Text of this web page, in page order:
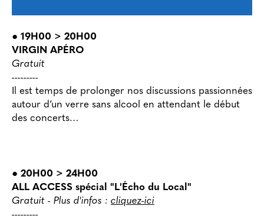
● 19H00 > 20H00
VIRGIN APÉRO
Gratuit
---------
Il est temps de prolonger nos discussions passionnées
autour d’un verre sans alcool en attendant le début
des concerts…
● 20H00 > 24H00
ALL ACCESS spécial "L'Écho du Local"
Gratuit - Plus d'infos : cliquez-ici
---------